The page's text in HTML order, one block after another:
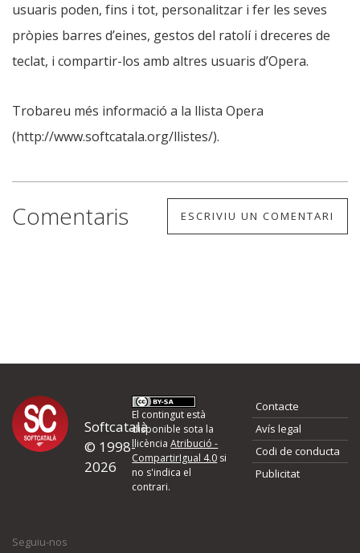
usuaris poden, fins i tot, personalitzar i fer les seves
pròpies barres d’eines, gestos del ratolí i dreceres de
teclat, i compartir-los amb altres usuaris d’Opera.
Trobareu més informació a la llista Opera
(http://www.softcatala.org/llistes/).
Comentaris ESCRIVIU UN COMENTARI
Softcatalà
© 1998-
2026
El contingut està
disponible sota la
llicènciaAtribució -
CompartirIgual 4.0 si
no s'indica el
contrari.
Contacte
Avís legal
Codi de conducta
Publicitat
Seguiu-nos